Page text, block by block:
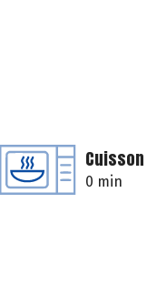
Cuisson
0 min